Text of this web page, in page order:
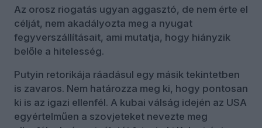
Az orosz riogatás ugyan aggasztó, de nem érte el
célját, nem akadályozta meg a nyugat
fegyverszállításait, ami mutatja, hogy hiányzik
belőle a hitelesség.
Putyin retorikája ráadásul egy másik tekintetben
is zavaros. Nem határozza meg ki, hogy pontosan
ki is az igazi ellenfél. A kubai válság idején az USA
egyértelműen a szovjeteket nevezte meg